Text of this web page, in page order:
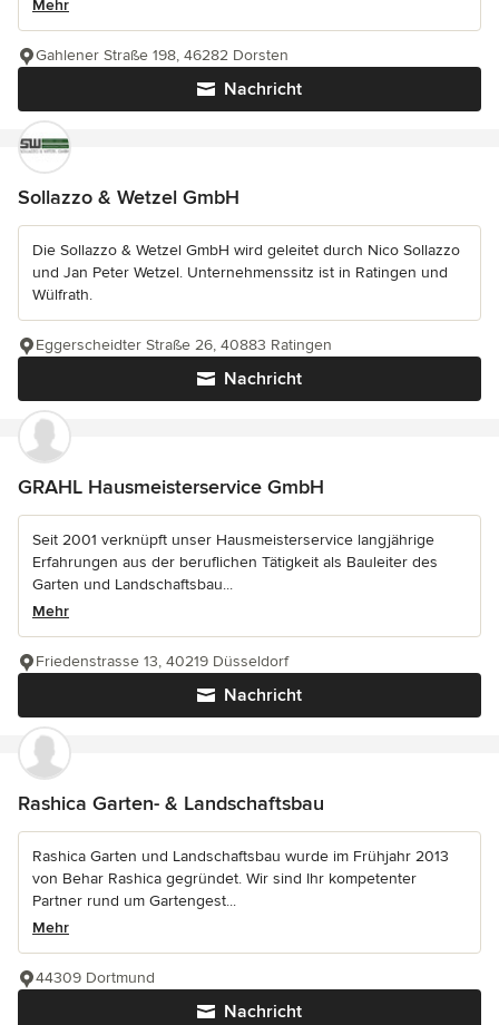
Mehr
Nachricht
Gahlener Straße 198, 46282 Dorsten
Sollazzo & Wetzel GmbH
Die Sollazzo & Wetzel GmbH wird geleitet durch Nico Sollazzo
und Jan Peter Wetzel. Unternehmenssitz ist in Ratingen und
Wülfrath.
Nachricht
Eggerscheidter Straße 26, 40883 Ratingen
GRAHL Hausmeisterservice GmbH
Seit 2001 verknüpft unser Hausmeisterservice langjährige
Erfahrungen aus der beruflichen Tätigkeit als Bauleiter des
Garten und Landschaftsbau...
Mehr
Nachricht
Friedenstrasse 13, 40219 Düsseldorf
Rashica Garten- & Landschaftsbau
Rashica Garten und Landschaftsbau wurde im Frühjahr 2013
von Behar Rashica gegründet. Wir sind Ihr kompetenter
Partner rund um Gartengest...
Mehr
Nachricht
44309 Dortmund